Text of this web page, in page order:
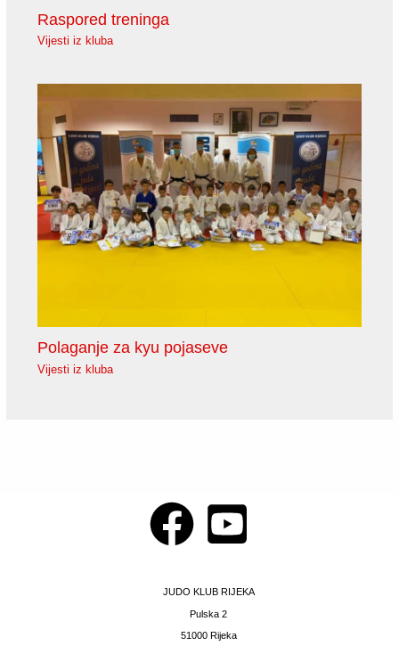
Raspored treninga
Vijesti iz kluba
Polaganje za kyu pojaseve
Vijesti iz kluba
JUDO KLUB RIJEKA
Pulska 2
51000 Rijeka